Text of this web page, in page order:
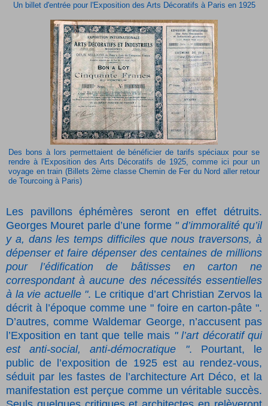
Un billet d'entrée pour l'Exposition des Arts Décoratifs à Paris en 1925
Des bons à lors permettaient de bénéficier de tarifs spéciaux pour se
rendre à l'Exposition des Arts Décoratifs de 1925, comme ici pour un
voyage en train (Billets 2ème classe Chemin de Fer du Nord aller retour
de Tourcoing à Paris)
Les pavillons éphémères seront en effet détruits.
Georges Mouret parle d’une forme " d’immoralité qu’il
y a, dans les temps difficiles que nous traversons, à
dépenser et faire dépenser des centaines de millions
pour l’édification de bâtisses en carton ne
correspondant à aucune des nécessités essentielles
à la vie actuelle ". Le critique d’art Christian Zervos la
décrit à l’époque comme une " foire en carton-pâte ".
D’autres, comme Waldemar George, n’accusent pas
l’Exposition en tant que telle mais " l’art décoratif qui
est anti-social, anti-démocratique ". Pourtant, le
public de l’exposition de 1925 est au rendez-vous,
séduit par les fastes de l’architecture Art Déco, et la
manifestation est perçue comme un véritable succès.